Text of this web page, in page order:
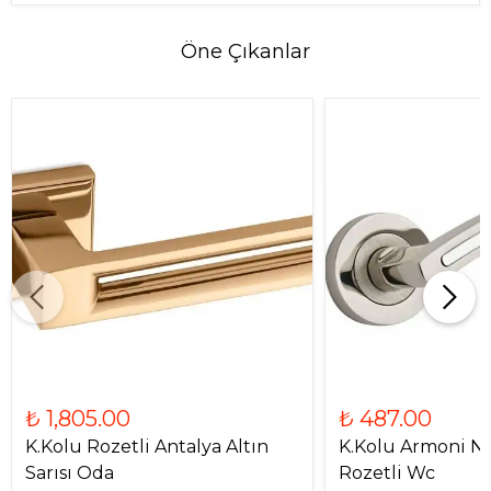
Öne Çıkanlar
₺ 1,805.00
K.Kolu Rozetli Antalya Altın
Sarısı Oda
₺ 487.00
K.Kolu Armoni
Rozetli Wc